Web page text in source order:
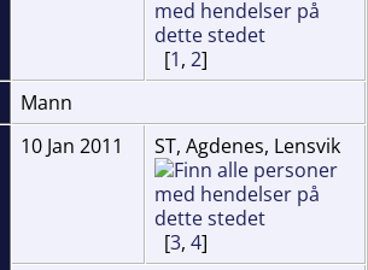
[1, 2]
Mann
10 Jan 2011 ST, Agdenes, Lensvik
[3, 4]